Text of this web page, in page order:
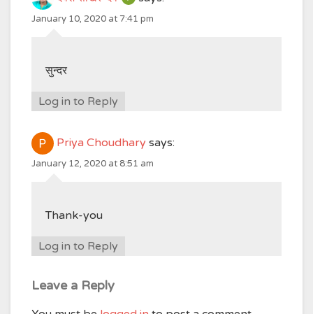
January 10, 2020 at 7:41 pm
सुन्दर
Log in to Reply
Priya Choudhary says:
January 12, 2020 at 8:51 am
Thank-you
Log in to Reply
Leave a Reply